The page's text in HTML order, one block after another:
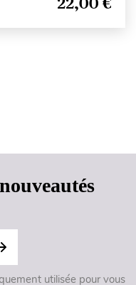
utilisée pour vous